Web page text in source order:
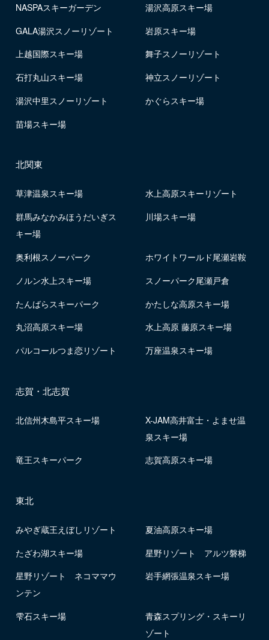
NASPAスキーガーデン
湯沢高原スキー場
GALA湯沢スノーリゾート
岩原スキー場
上越国際スキー場
舞子スノーリゾート
石打丸山スキー場
神立スノーリゾート
湯沢中里スノーリゾート
かぐらスキー場
苗場スキー場
北関東
草津温泉スキー場
水上高原スキーリゾート
群馬みなかみほうだいぎス
キー場
川場スキー場
奥利根スノーパーク
ホワイトワールド尾瀬岩鞍
ノルン水上スキー場
スノーパーク尾瀬戸倉
たんばらスキーパーク
かたしな高原スキー場
丸沼高原スキー場
水上高原 藤原スキー場
パルコールつま恋リゾート
万座温泉スキー場
志賀・北志賀
北信州木島平スキー場
X-JAM高井富士・よませ温
泉スキー場
竜王スキーパーク
志賀高原スキー場
東北
みやぎ蔵王えぼしリゾート
夏油高原スキー場
たざわ湖スキー場
星野リゾート アルツ磐梯
星野リゾート ネコママウ
ンテン
岩手網張温泉スキー場
雫石スキー場
青森スプリング・スキーリ
ゾート